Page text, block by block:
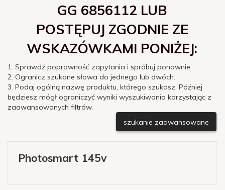
GG 6856112 LUB
POSTĘPUJ ZGODNIE ZE
WSKAZÓWKAMI PONIŻEJ:
1. Sprawdź poprawność zapytania i spróbuj ponownie.
2. Ogranicz szukane słowa do jednego lub dwóch.
3. Podaj ogólną nazwę produktu, którego szukasz. Później
będziesz mógł ograniczyć wyniki wyszukiwania korzystając z
zaawansowanych filtrów.
szukanie zaawansowane
Photosmart 145v